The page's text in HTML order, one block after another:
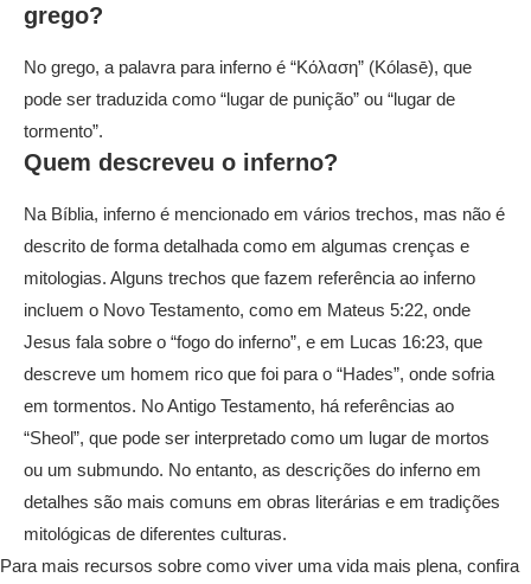
grego?
No grego, a palavra para inferno é “Κόλαση” (Kólasē), que
pode ser traduzida como “lugar de punição” ou “lugar de
tormento”.
Quem descreveu o inferno?
Na Bíblia, inferno é mencionado em vários trechos, mas não é
descrito de forma detalhada como em algumas crenças e
mitologias. Alguns trechos que fazem referência ao inferno
incluem o Novo Testamento, como em Mateus 5:22, onde
Jesus fala sobre o “fogo do inferno”, e em Lucas 16:23, que
descreve um homem rico que foi para o “Hades”, onde sofria
em tormentos. No Antigo Testamento, há referências ao
“Sheol”, que pode ser interpretado como um lugar de mortos
ou um submundo. No entanto, as descrições do inferno em
detalhes são mais comuns em obras literárias e em tradições
mitológicas de diferentes culturas.
Para mais recursos sobre como viver uma vida mais plena, confira